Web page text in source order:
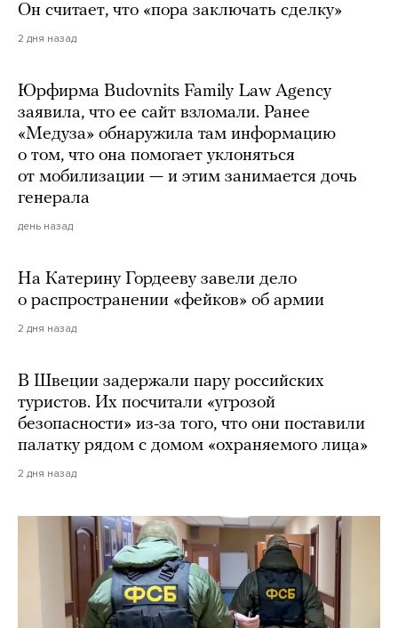
Он считает, что «пора заключать сделку»
2 дня назад
Юрфирма Budovnits Family Law Agency
заявила, что ее сайт взломали. Ранее
«Медуза» обнаружила там информацию
о том, что она помогает уклоняться
от мобилизации — и этим занимается дочь
генерала
день назад
На Катерину Гордееву завели дело
о распространении «фейков» об армии
2 дня назад
В Швеции задержали пару российских
туристов. Их посчитали «угрозой
безопасности» из-за того, что они поставили
палатку рядом с домом «охраняемого лица»
2 дня назад